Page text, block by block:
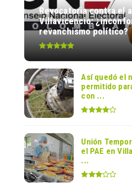
Revocatoria contra el
Villavicencio:
revanchismo político?
Así quedó el
permitido
con ...
Unión
el PAE en
...